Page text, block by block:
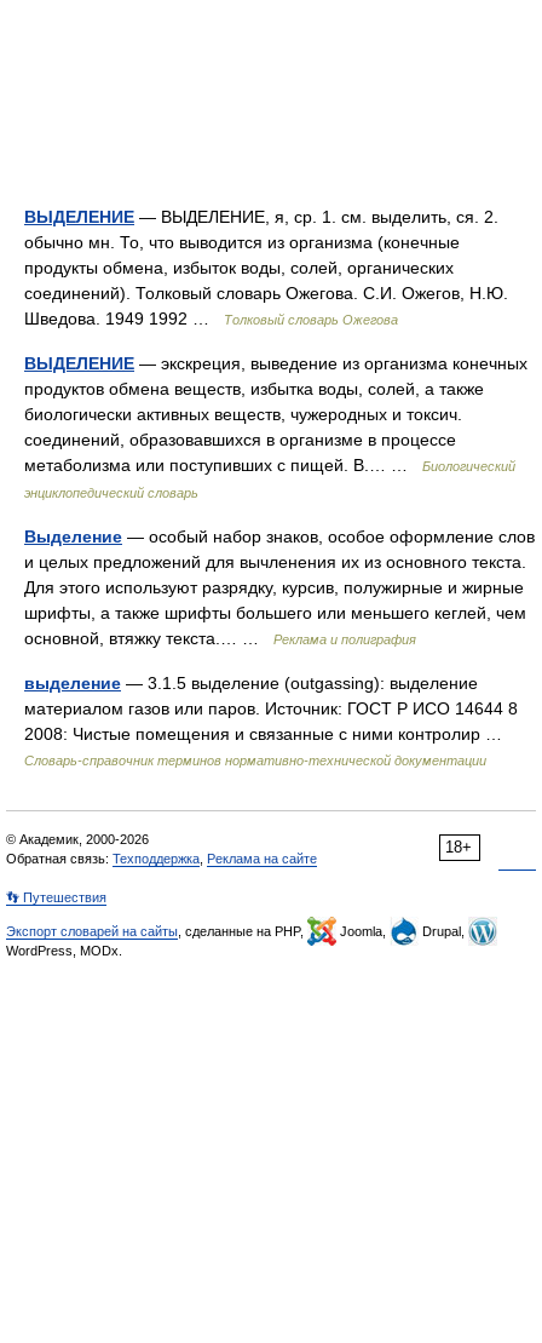
ВЫДЕЛЕНИЕ — ВЫДЕЛЕНИЕ, я, ср. 1. см. выделить, ся. 2.
обычно мн. То, что выводится из организма (конечные
продукты обмена, избыток воды, солей, органических
соединений). Толковый словарь Ожегова. С.И. Ожегов, Н.Ю.
Шведова. 1949 1992 …
Толковый словарь Ожегова
ВЫДЕЛЕНИЕ — экскреция, выведение из организма конечных
продуктов обмена веществ, избытка воды, солей, а также
биологически активных веществ, чужеродных и токсич.
соединений, образовавшихся в организме в процессе
метаболизма или поступивших с пищей. В.… …
Биологический
энциклопедический словарь
Выделение — особый набор знаков, особое оформление слов
и целых предложений для вычленения их из основного текста.
Для этого используют разрядку, курсив, полужирные и жирные
шрифты, а также шрифты большего или меньшего кеглей, чем
основной, втяжку текста.… …
Реклама и полиграфия
выделение — 3.1.5 выделение (outgassing): выделение
материалом газов или паров. Источник: ГОСТ Р ИСО 14644 8
2008: Чистые помещения и связанные с ними контролир …
Словарь-справочник терминов нормативно-технической документации
18+
© Академик, 2000-2026
Обратная связь: Техподдержка Реклама на сайте
👣 Путешествия
Экспорт словарей на сайты , сделанные на PHP, Joomla,
Drupal,
WordPress, MODx.